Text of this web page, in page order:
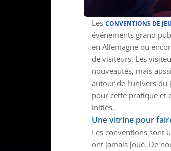
Les CONVENTIONS DE
événements grand
en Allemagne ou
de visiteurs. Les
nouveautés, mais
autour de l’univers du
pour cette pratique et
initiés.
Une vitrine pour
Les conventions sont
ont jamais joué. De